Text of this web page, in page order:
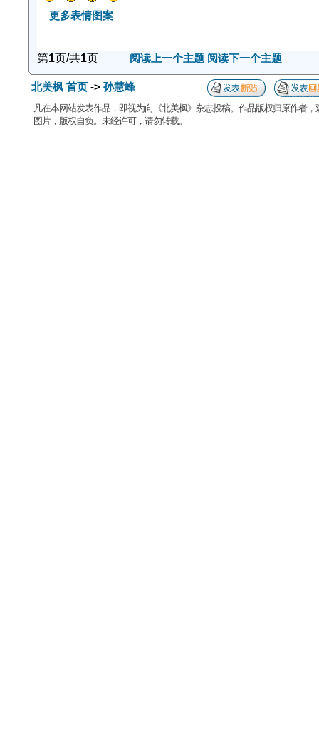
更多表情图案
第1页/共1页 阅读上一个主题 阅读下一个主题
北美枫 首页 -> 孙慧峰
凡在本网站发表作品，即视为向《北美枫》杂志投稿。作品版权归原作者
图片，版权自负。未经许可，请勿转载。